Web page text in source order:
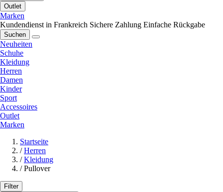
Outlet
Marken
Kundendienst in Frankreich Sichere Zahlung Einfache Rückgabe
Suchen
Neuheiten
Schuhe
Kleidung
Herren
Damen
Kinder
Sport
Accessoires
Outlet
Marken
Startseite
/ Herren
/ Kleidung
/ Pullover
Filter